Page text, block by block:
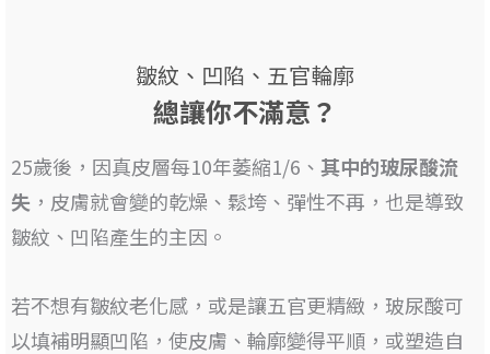
皺紋、凹陷、五官輪廓
總讓你不滿意？
25歲後，因真皮層每10年萎縮1/6、 其中的玻尿酸流
失 ，皮膚就會變的乾燥、鬆垮、彈性不再，也是導致
皺紋、凹陷產生的主因 。
若不想有皺紋老化感，或是讓五官更精緻， 玻尿酸可
以填補明顯凹陷 ，使皮膚、輪廓變得平順，或塑造自